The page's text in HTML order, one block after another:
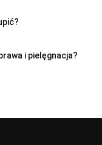
i pielęgnacja?